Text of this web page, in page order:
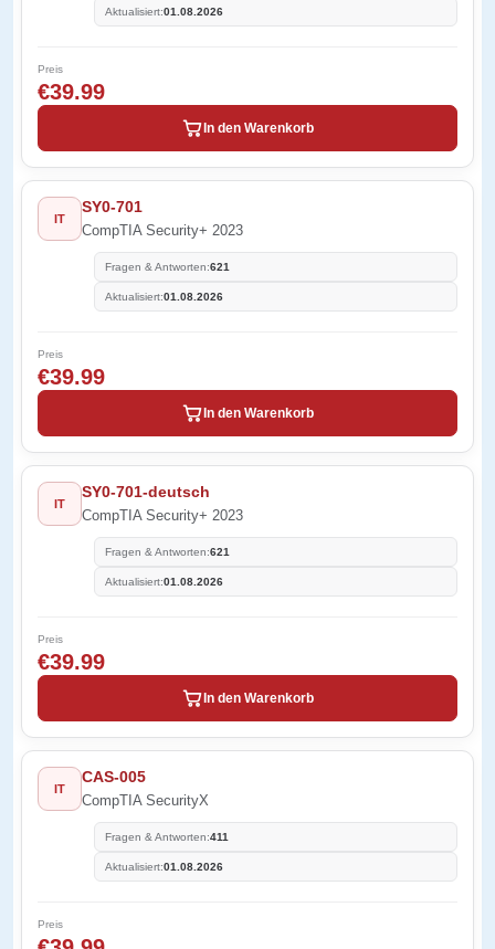
Aktualisiert:01.08.2026
Preis
€39.99
In den Warenkorb
IT
SY0-701
CompTIA Security+ 2023
Fragen & Antworten:621
Aktualisiert:01.08.2026
Preis
€39.99
In den Warenkorb
IT
SY0-701-deutsch
CompTIA Security+ 2023
Fragen & Antworten:621
Aktualisiert:01.08.2026
Preis
€39.99
In den Warenkorb
IT
CAS-005
CompTIA SecurityX
Fragen & Antworten:411
Aktualisiert:01.08.2026
Preis